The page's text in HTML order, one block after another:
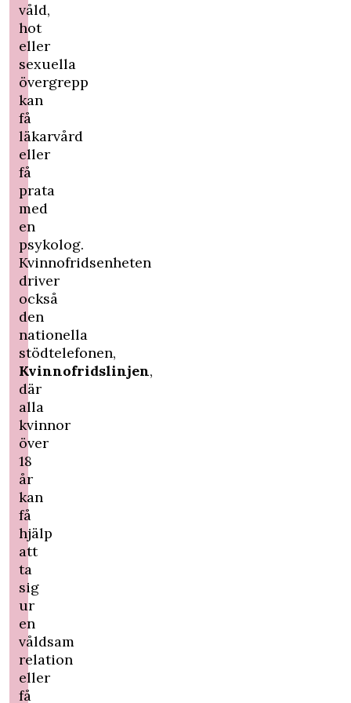
våld,
hot
eller
sexuella
övergrepp
kan
få
läkarvård
eller
få
prata
med
en
psykolog.
Kvinnofridsenheten
driver
också
den
nationella
stödtelefonen,
Kvinnofridslinjen,
där
alla
kvinnor
över
18
år
kan
få
hjälp
att
ta
sig
ur
en
våldsam
relation
eller
få